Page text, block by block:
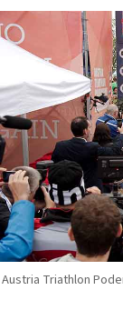
Austria Triathlon